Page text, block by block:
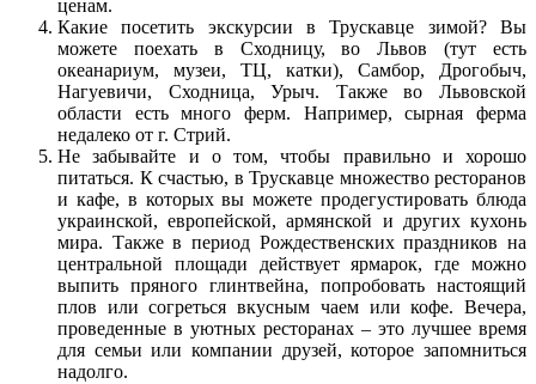
ценам.
Какие посетить экскурсии в Трускавце зимой? Вы
можете поехать в Сходницу, во Львов (тут есть
океанариум, музеи, ТЦ, катки), Самбор, Дрогобыч,
Нагуевичи, Сходница, Урыч. Также во Львовской
области есть много ферм. Например, сырная ферма
недалеко от г. Стрий.
Не забывайте и о том, чтобы правильно и хорошо
питаться. К счастью, в Трускавце множество ресторанов
и кафе, в которых вы можете продегустировать блюда
украинской, европейской, армянской и других кухонь
мира. Также в период Рождественских праздников на
центральной площади действует ярмарок, где можно
выпить пряного глинтвейна, попробовать настоящий
плов или согреться вкусным чаем или кофе. Вечера,
проведенные в уютных ресторанах – это лучшее время
для семьи или компании друзей, которое запомниться
надолго.